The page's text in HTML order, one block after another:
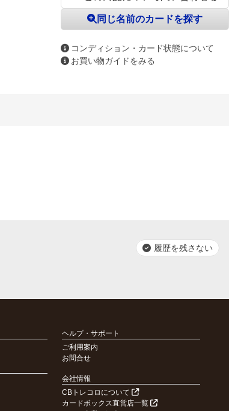
同じ名前のカードを探す
コンディション・カード状態について
お買い物ガイドをみる
履歴を残さない
ヘルプ・サポート
ご利用案内
お問合せ
会社情報
CBトレコロについて
カードボックス直営店一覧